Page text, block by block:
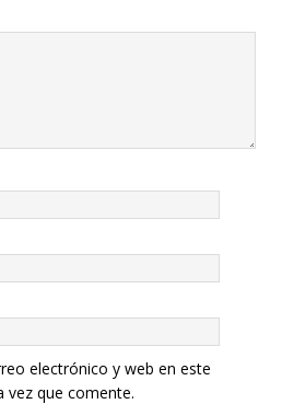
electrónico y web en este
vez que comente.